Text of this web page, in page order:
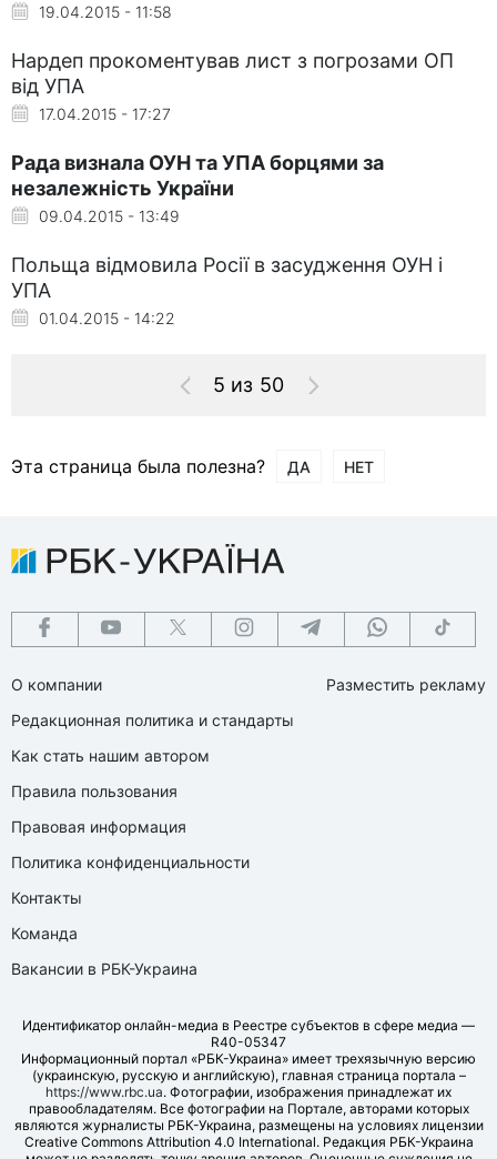
19.04.2015 - 11:58
Нардеп прокоментував лист з погрозами ОП
від УПА
17.04.2015 - 17:27
Рада визнала ОУН та УПА борцями за
незалежність України
09.04.2015 - 13:49
Польща відмовила Росії в засудження ОУН і
УПА
01.04.2015 - 14:22
5 из 50
Эта страница была полезна? ДА НЕТ
О компании
Редакционная политика и стандарты
Как стать нашим автором
Правила пользования
Правовая информация
Политика конфиденциальности
Контакты
Команда
Вакансии в РБК-Украина
Разместить рекламу
Идентификатор онлайн-медиа в Реестре субъектов в сфере медиа —
R40-05347
Информационный портал «РБК-Украина» имеет трехязычную версию
(украинскую, русскую и английскую), главная страница портала –
https://www.rbc.ua. Фотографии, изображения принадлежат их
правообладателям. Все фотографии на Портале, авторами которых
являются журналисты РБК-Украина, размещены на условиях лицензии
Creative Commons Attribution 4.0 International. Редакция РБК-Украина